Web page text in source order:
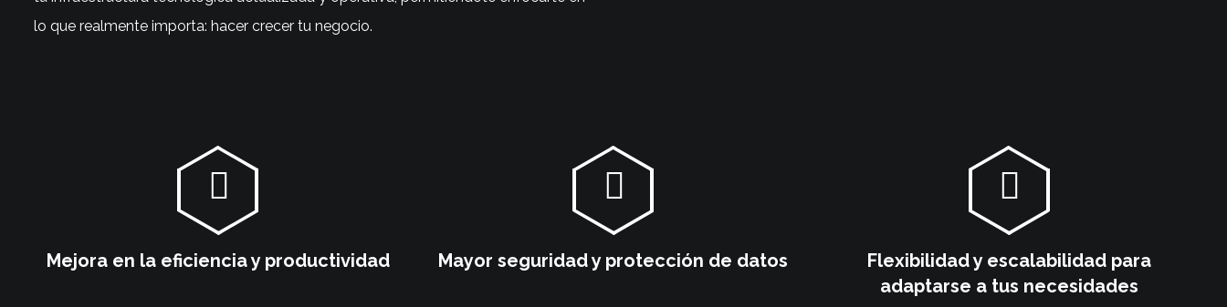
lo que realmente importa: hacer crecer tu negocio.
Mejora en la eficiencia y productividad Mayor seguridad y protección de datos
Flexibilidad y escalabilidad para
adaptarse a tus necesidades